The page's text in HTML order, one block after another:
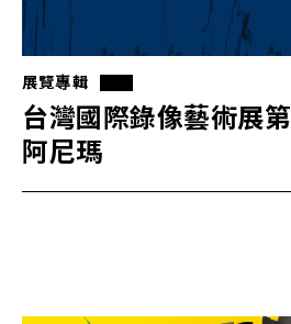
展覽專輯
台灣國際錄像藝術展
阿尼瑪